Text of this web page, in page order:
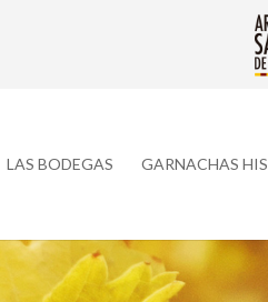
LAS BODEGAS GARNACHAS